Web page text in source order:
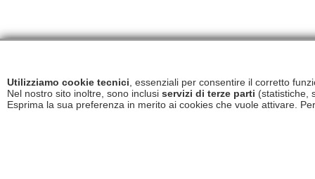
Utilizziamo cookie tecnici , essenziali per consentire il corretto
Nel nostro sito inoltre, sono inclusi servizi di terze parti (statistiche,
Esprima la sua preferenza in merito ai cookies che vuole attivare.